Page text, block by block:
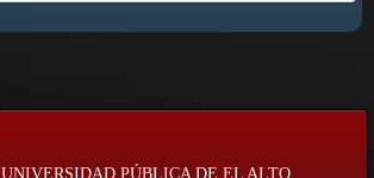
UNIVERSIDAD PÚBLICA DE EL ALTO